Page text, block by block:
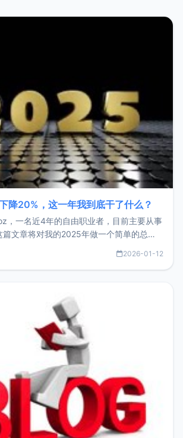
降20%，这一年我到底干了什么？
，一名近4年的自由职业者，目前主要从事
篇文章将对我的2025年做一个简单的总
却过得很充实，2026年不求突破，但求保
2026-01-12